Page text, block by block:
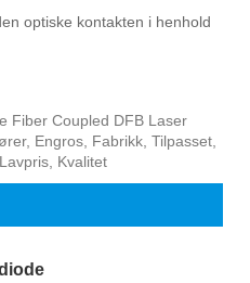
optiske kontakten i henhold
Fiber Coupled DFB Laser
Engros, Fabrikk, Tilpasset,
Kvalitet